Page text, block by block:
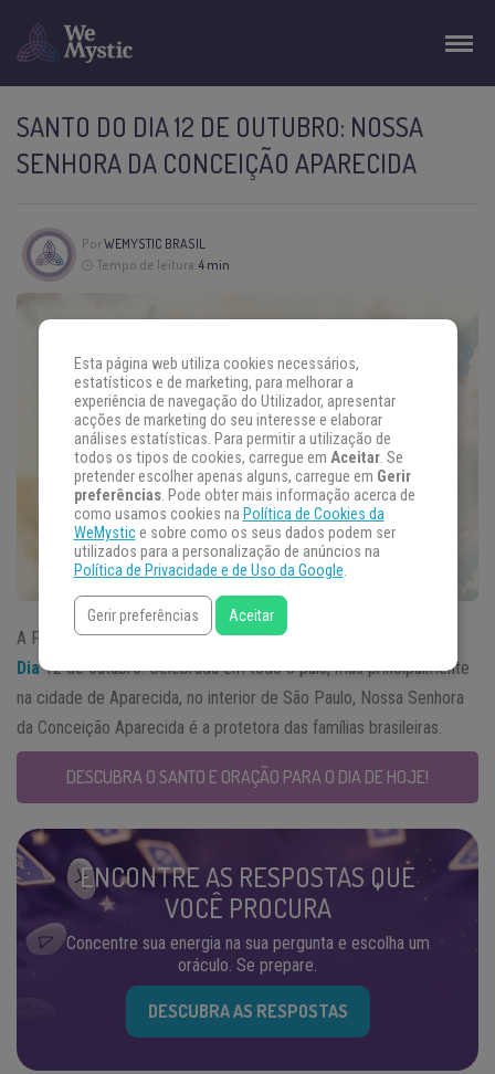
SANTO DO DIA 12 DE OUTUBRO: NOSSA
SENHORA DA CONCEIÇÃO APARECIDA
PorWEMYSTIC BRASIL
Tempo de leitura:4 min
A Padroeira do Brasil é lembrada hoje ao falarmos do
Dia12 de outubro. Celebrada em todo o país, mas principalmente
na cidade de Aparecida, no interior de São Paulo, Nossa Senhora
da Conceição Aparecida é a protetora das famílias brasileiras.
DESCUBRA O SANTO E ORAÇÃO PARA O DIA DE HOJE!
ENCONTRE AS RESPOSTAS QUE
VOCÊ PROCURA
Concentre sua energia na sua pergunta e escolha um
oráculo. Se prepare.
DESCUBRA AS RESPOSTAS
Esta página web utiliza cookies necessários,
estatísticos e de marketing, para melhorar a
experiência de navegação do Utilizador, apresentar
acções de marketing do seu interesse e elaborar
análises estatísticas. Para permitir a utilização de
todos os tipos de cookies, carregue em Aceitar. Se
pretender escolher apenas alguns, carregue em Gerir
preferências. Pode obter mais informação acerca de
como usamos cookies na Política de Cookies da
WeMystice sobre como os seus dados podem ser
utilizados para a personalização de anúncios na
Política de Privacidade e de Uso da Google.
Gerir preferências Aceitar